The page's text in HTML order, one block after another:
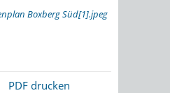
Boxberg Süd[1].jpeg
PDF drucken